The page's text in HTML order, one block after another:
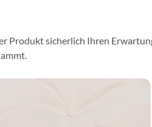
Produkt sicherlich Ihren